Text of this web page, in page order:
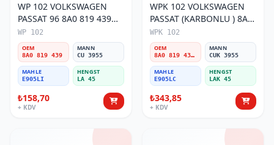
WP 102 VOLKSWAGEN
PASSAT 96 8A0 819 439
Polen Filtresi
WP 102
OEM
8A0 819 439
MANN
CU 3955
MAHLE
E905LI
HENGST
LA 45
₺158,70
+ KDV
WPK 102 VOLKSWAGEN
PASSAT (KARBONLU ) 8A0
819 439B Polen Filtresi
WPK 102
OEM
8A0 819 439B
MANN
CUK 3955
MAHLE
E905LC
HENGST
LAK 45
₺343,85
+ KDV